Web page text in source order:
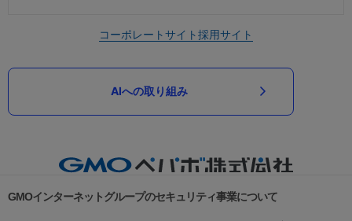
コーポレートサイト採用サイト
AIへの取り組み
GMOインターネットグループのセキュリティ事業について